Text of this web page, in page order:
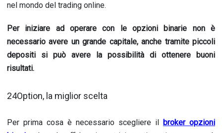
nel mondo del trading online.
Per iniziare ad operare con le opzioni binarie non è
necessario avere un grande capitale, anche tramite piccoli
depositi si può avere la possibilità di ottenere buoni
risultati.
24Option, la miglior scelta
Per prima cosa è necessario scegliere il broker opzioni